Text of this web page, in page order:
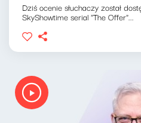
Dziś ocenie słuchaczy został
SkyShowtime serial "The Offer"...